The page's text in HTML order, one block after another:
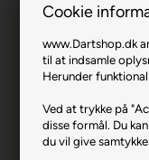
Cookie
www.Dartshop.dk
til at indsamle
Herunder
Ved at trykke på
disse formål. Du
du vil give
One80 Luxor
Producent
Vægt